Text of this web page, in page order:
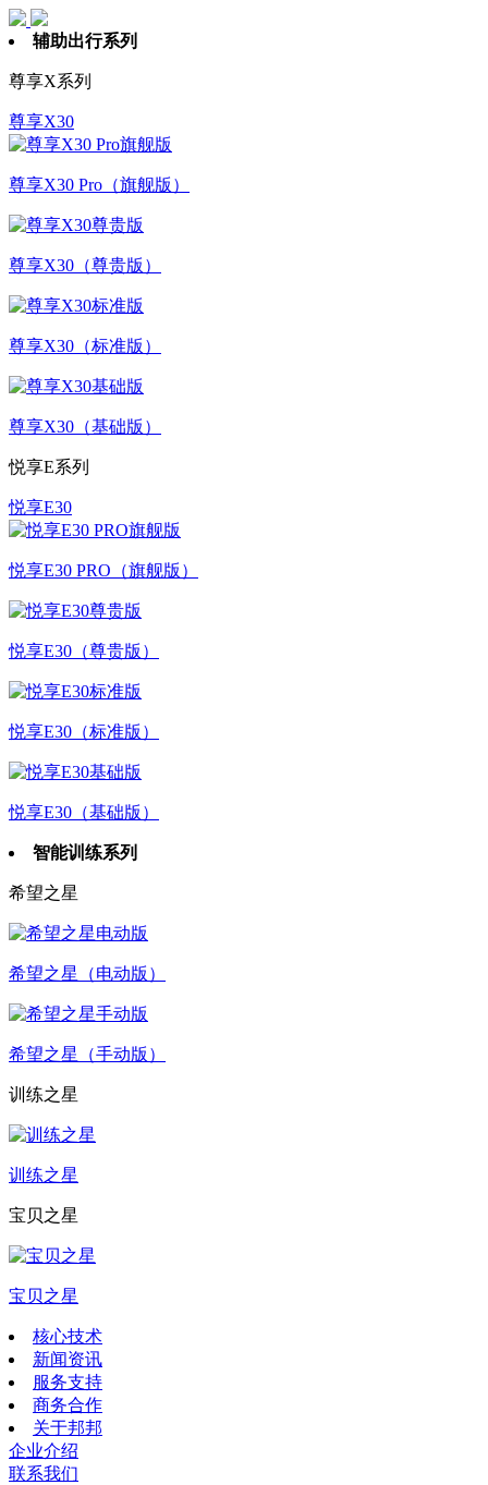
辅助出行系列
尊享X系列
尊享X30
尊享X30 Pro（旗舰版）
尊享X30（尊贵版）
尊享X30（标准版）
尊享X30（基础版）
悦享E系列
悦享E30
悦享E30 PRO（旗舰版）
悦享E30（尊贵版）
悦享E30（标准版）
悦享E30（基础版）
智能训练系列
希望之星
希望之星（电动版）
希望之星（手动版）
训练之星
训练之星
宝贝之星
宝贝之星
核心技术
新闻资讯
服务支持
商务合作
关于邦邦
企业介绍
联系我们